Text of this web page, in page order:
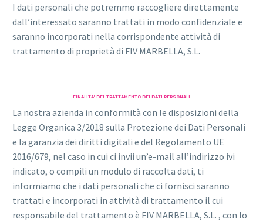
I dati personali che potremmo raccogliere direttamente
dall’interessato saranno trattati in modo confidenziale e
saranno incorporati nella corrispondente attività di
trattamento di proprietà di FIV MARBELLA, S.L.
FINALITA’ DEL TRATTAMENTO DEI DATI PERSONALI
La nostra azienda in conformità con le disposizioni della
Legge Organica 3/2018 sulla Protezione dei Dati Personali
e la garanzia dei diritti digitali e del Regolamento UE
2016/679, nel caso in cui ci invii un’e-mail all’indirizzo ivi
indicato, o compili un modulo di raccolta dati, ti
informiamo che i dati personali che ci fornisci saranno
trattati e incorporati in attività di trattamento il cui
responsabile del trattamento è FIV MARBELLA, S.L. , con lo